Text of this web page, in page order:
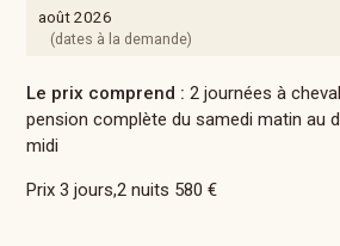
août 2026
(dates à la demande)
Le prix comprend : 2 journées à
pension complète du samedi matin au
midi
Prix 3 jours,2 nuits 580 €